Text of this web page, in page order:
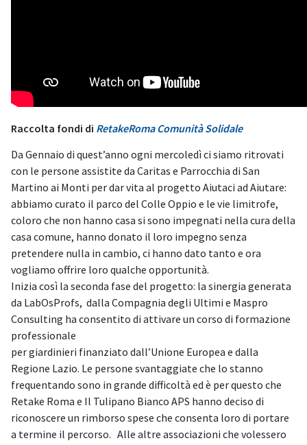
Raccolta fondi di RetakeRoma Comunità Solidale
Da Gennaio di quest’anno ogni mercoledì ci siamo ritrovati
con le persone assistite da Caritas e Parrocchia di San
Martino ai Monti per dar vita al progetto Aiutaci ad Aiutare:
abbiamo curato il parco del Colle Oppio e le vie limitrofe,
coloro che non hanno casa si sono impegnati nella cura della
casa comune, hanno donato il loro impegno senza
pretendere nulla in cambio, ci hanno dato tanto e ora
vogliamo offrire loro qualche opportunità.
Inizia così la seconda fase del progetto: la sinergia generata
da LabOsProfs, dalla Compagnia degli Ultimi e Maspro
Consulting ha consentito di attivare un corso di formazione
professionale
per giardinieri finanziato dall’Unione Europea e dalla
Regione Lazio. Le persone svantaggiate che lo stanno
frequentando sono in grande difficoltà ed è per questo che
Retake Roma e Il Tulipano Bianco APS hanno deciso di
riconoscere un rimborso spese che consenta loro di portare
a termine il percorso. Alle altre associazioni che volessero